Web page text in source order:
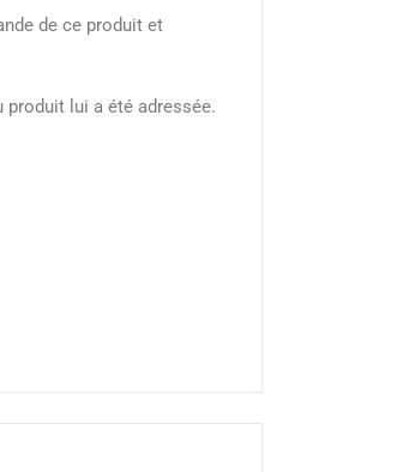
de ce produit et
lui a été adressée.